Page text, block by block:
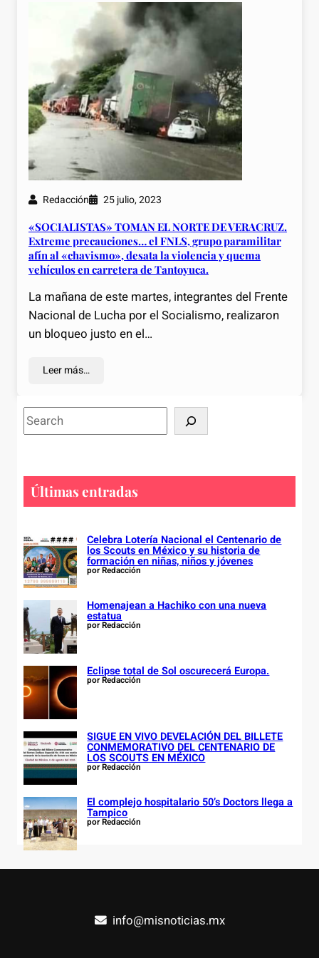
Redacción 25 julio, 2023
«SOCIALISTAS» TOMAN EL NORTE DE VERACRUZ.
Extreme precauciones… el FNLS, grupo paramilitar
afín al «chavismo», desata la violencia y quema
vehículos en carretera de Tantoyuca.
La mañana de este martes, integrantes del Frente
Nacional de Lucha por el Socialismo, realizaron
un bloqueo justo en el…
Leer más…
S
e
h
Últimas entradas
Celebra Lotería Nacional el Centenario de
los Scouts en México y su historia de
formación en niñas, niños y jóvenes
por Redacción
Homenajean a Hachiko con una nueva
estatua
por Redacción
Eclipse total de Sol oscurecerá Europa.
por Redacción
SIGUE EN VIVO DEVELACIÓN DEL BILLETE
CONMEMORATIVO DEL CENTENARIO DE
LOS SCOUTS EN MÉXICO
por Redacción
El complejo hospitalario 50’s Doctors llega a
Tampico
por Redacción
info@misnoticias.mx